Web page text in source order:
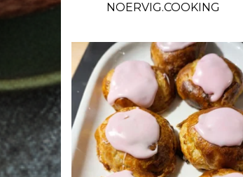
NOERVIG.COOKING